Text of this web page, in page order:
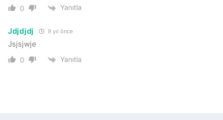
0 Yanıtla
Jdjdjdj 9 yıl önce
Jsjsjwje
0 Yanıtla